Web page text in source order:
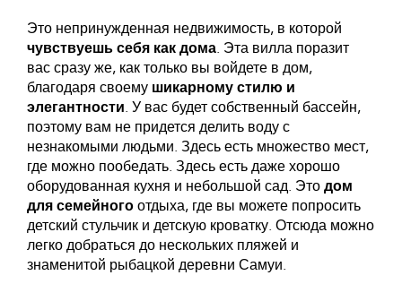
Это непринужденная недвижимость, в которой
чувствуешь себя как дома. Эта вилла поразит
вас сразу же, как только вы войдете в дом,
благодаря своему шикарному стилю и
элегантности. У вас будет собственный бассейн,
поэтому вам не придется делить воду с
незнакомыми людьми. Здесь есть множество мест,
где можно пообедать. Здесь есть даже хорошо
оборудованная кухня и небольшой сад. Этодом
для семейногоотдыха, где вы можете попросить
детский стульчик и детскую кроватку. Отсюда можно
легко добраться до нескольких пляжей и
знаменитой рыбацкой деревни Самуи.